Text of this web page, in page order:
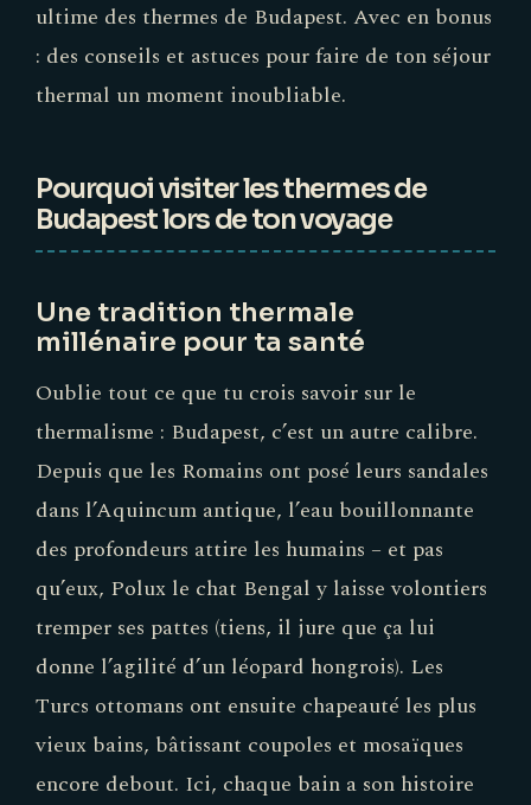
ultime des thermes de Budapest. Avec en bonus
: des conseils et astuces pour faire de ton séjour
thermal un moment inoubliable.
Pourquoi visiter les thermes de
Budapest lors de ton voyage
Une tradition thermale
millénaire pour ta santé
Oublie tout ce que tu crois savoir sur le
thermalisme : Budapest, c’est un autre calibre.
Depuis que les Romains ont posé leurs sandales
dans l’Aquincum antique, l’eau bouillonnante
des profondeurs attire les humains – et pas
qu’eux, Polux le chat Bengal y laisse volontiers
tremper ses pattes (tiens, il jure que ça lui
donne l’agilité d’un léopard hongrois). Les
Turcs ottomans ont ensuite chapeauté les plus
vieux bains, bâtissant coupoles et mosaïques
encore debout. Ici, chaque bain a son histoire